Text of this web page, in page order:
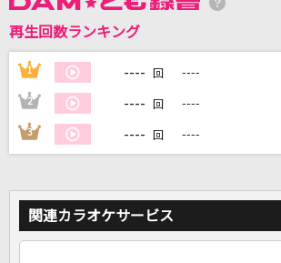
家族や友達と一緒に！練習にも！
再生回数ランキング
1 ---- 回 ----
2 ---- 回 ----
3 ---- 回 ----
関連カラオケサービス